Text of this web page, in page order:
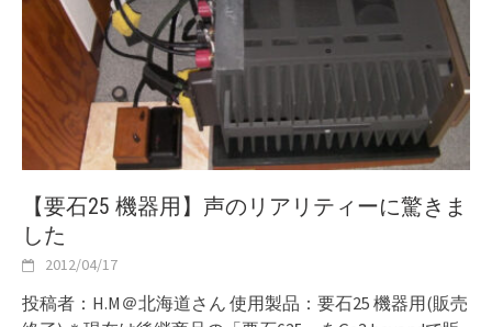
【要石25 機器用】声のリアリティーに驚きま
した
2012/04/17
投稿者：H.M＠北海道さん 使用製品：要石25 機器用(販売